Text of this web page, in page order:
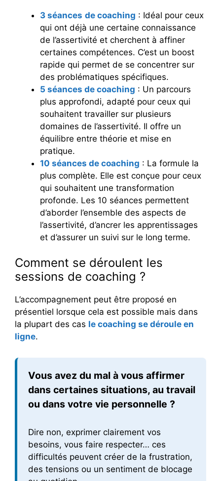
3 séances de coaching : Idéal pour ceux
qui ont déjà une certaine connaissance
de l’assertivité et cherchent à affiner
certaines compétences. C’est un boost
rapide qui permet de se concentrer sur
des problématiques spécifiques.
5 séances de coaching : Un parcours
plus approfondi, adapté pour ceux qui
souhaitent travailler sur plusieurs
domaines de l’assertivité. Il offre un
équilibre entre théorie et mise en
pratique.
10 séances de coaching : La formule la
plus complète. Elle est conçue pour ceux
qui souhaitent une transformation
profonde. Les 10 séances permettent
d’aborder l’ensemble des aspects de
l’assertivité, d’ancrer les apprentissages
et d’assurer un suivi sur le long terme.
Comment se déroulent les
sessions de coaching ?
L’accompagnement peut être proposé en
présentiel lorsque cela est possible mais dans
la plupart des cas le coaching se déroule en
ligne.
Vous avez du mal à vous affirmer
dans certaines situations, au travail
ou dans votre vie personnelle ?
Dire non, exprimer clairement vos
besoins, vous faire respecter… ces
difficultés peuvent créer de la frustration,
des tensions ou un sentiment de blocage